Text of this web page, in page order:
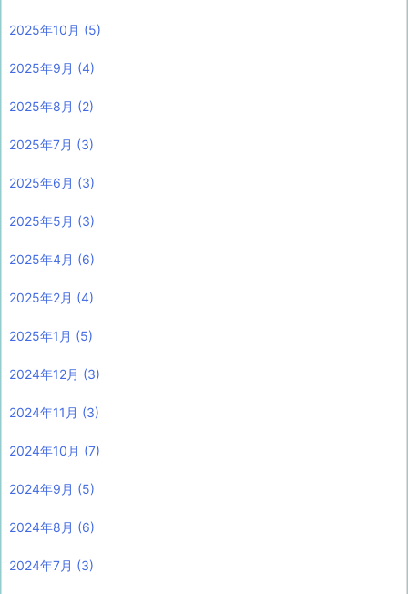
2025年10月 (5)
2025年9月 (4)
2025年8月 (2)
2025年7月 (3)
2025年6月 (3)
2025年5月 (3)
2025年4月 (6)
2025年2月 (4)
2025年1月 (5)
2024年12月 (3)
2024年11月 (3)
2024年10月 (7)
2024年9月 (5)
2024年8月 (6)
2024年7月 (3)